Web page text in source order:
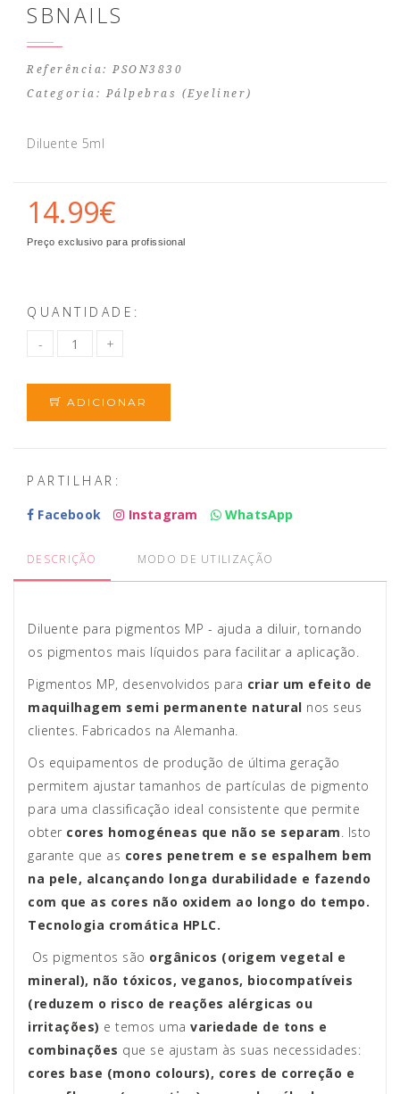
SBNAILS
Referência: PSON3830
Categoria: Pálpebras (Eyeliner)
Diluente 5ml
14.99€
Preço exclusivo para profissional
QUANTIDADE:
ADICIONAR
PARTILHAR:
Facebook
Instagram WhatsApp
DESCRIÇÃO MODO DE UTILIZAÇÃO
Diluente para pigmentos MP - ajuda a diluir, tornando
os pigmentos mais líquidos para facilitar a aplicação.
Pigmentos MP, desenvolvidos para criar um efeito de
maquilhagem semi permanente natural nos seus
clientes. Fabricados na Alemanha.
Os equipamentos de produção de última geração
permitem ajustar tamanhos de partículas de pigmento
para uma classificação ideal consistente que permite
obter cores homogéneas que não se separam. Isto
garante que as cores penetrem e se espalhem bem
na pele, alcançando longa durabilidade e fazendo
com que as cores não oxidem ao longo do tempo.
Tecnologia cromática HPLC.
Os pigmentos são orgânicos (origem vegetal e
mineral), não tóxicos, veganos, biocompatíveis
(reduzem o risco de reações alérgicas ou
irritações) e temos uma variedade de tons e
combinações que se ajustam às suas necessidades:
cores base (mono colours), cores de correção e